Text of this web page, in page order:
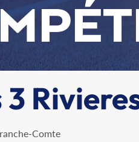
Comte